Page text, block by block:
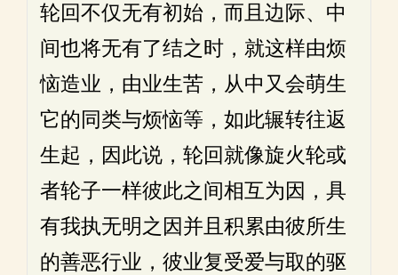
轮回不仅无有初始，而且边际、中
间也将无有了结之时，就这样由烦
恼造业，由业生苦，从中又会萌生
它的同类与烦恼等，如此辗转往返
生起，因此说，轮回就像旋火轮或
者轮子一样彼此之间相互为因，具
有我执无明之因并且积累由彼所生
的善恶行业，彼业复受爱与取的驱